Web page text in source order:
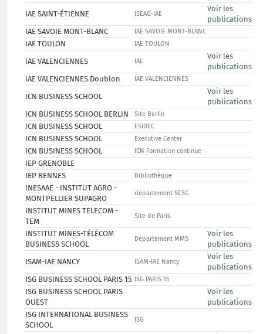
IAE SAINT-ÉTIENNE
ISEAG-IAE
Voir les
publications
IAE SAVOIE MONT-BLANC
IAE SAVOIE MONT-BLANC
IAE TOULON IAE TOULON
IAE VALENCIENNES IAE
Voir les
publications
IAE VALENCIENNES Doublon
IAE VALENCIENNES
ICN BUSINESS SCHOOL
Voir les
publications
ICN BUSINESS SCHOOL BERLIN
Site Berlin
ICN BUSINESS SCHOOL ESIDEC
ICN BUSINESS SCHOOL Executive Center
ICN BUSINESS SCHOOL ICN Formation continue
IEP GRENOBLE
IEP RENNES
Bibliothèque
INESAAE - INSTITUT AGRO -
MONTPELLIER SUPAGRO
département SESG
INSTITUT MINES TELECOM -
TEM
Site de Paris
INSTITUT MINES-TÉLÉCOM
BUSINESS SCHOOL
Département MMS
Voir les
publications
ISAM-IAE NANCY
ISAM-IAE Nancy
Voir les
publications
ISG BUSINESS SCHOOL PARIS 15 ISG PARIS 15
ISG BUSINESS SCHOOL PARIS
OUEST
Voir les
publications
ISG INTERNATIONAL BUSINESS
SCHOOL
ISG